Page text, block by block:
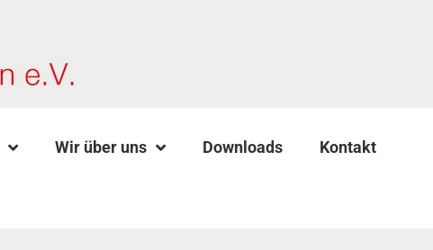
Wir über uns Downloads Kontakt